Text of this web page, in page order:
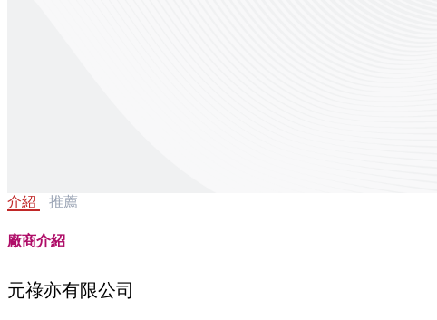
介紹 推薦
廠商介紹
元祿亦有限公司